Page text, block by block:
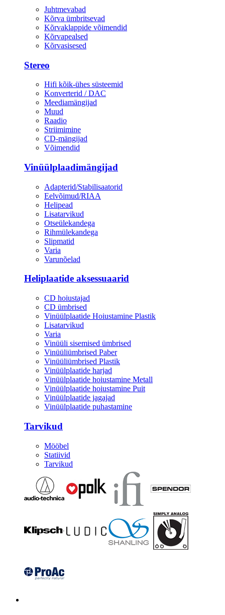
Juhtmevabad
Kõrva ümbritsevad
Kõrvaklappide võimendid
Kõrvapealsed
Kõrvasisesed
Stereo
Hifi kõik-ühes süsteemid
Konverterid / DAC
Meediamängijad
Muud
Raadio
Striimimine
CD-mängijad
Võimendid
Vinüülplaadimängijad
Adapterid/Stabilisaatorid
Eelvõimud/RIAA
Helipead
Lisatarvikud
Otseülekandega
Rihmülekandega
Slipmatid
Varia
Varunõelad
Heliplaatide aksessuaarid
CD hoiustajad
CD ümbrised
Vinüülplaatide Hoiustamine Plastik
Lisatarvikud
Varia
Vinüüli sisemised ümbrised
Vinüüliümbrised Paber
Vinüüliümbrised Plastik
Vinüülplaatide harjad
Vinüülplaatide hoiustamine Metall
Vinüülplaatide hoiustamine Puit
Vinüülplaatide jagajad
Vinüülplaatide puhastamine
Tarvikud
Mööbel
Statiivid
Tarvikud